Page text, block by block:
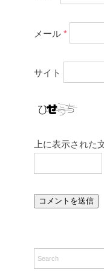
メール *
サイト
上に表示された